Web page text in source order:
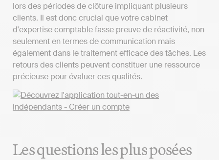
lors des périodes de clôture impliquant plusieurs
clients. Il est donc crucial que votre cabinet
d'expertise comptable fasse preuve de réactivité, non
seulement en termes de communication mais
également dans le traitement efficace des tâches. Les
retours des clients peuvent constituer une ressource
précieuse pour évaluer ces qualités.
Les questions les plus posées